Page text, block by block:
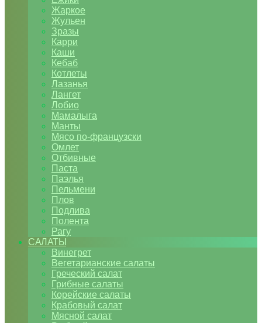
Жаркое
Жульен
Зразы
Карри
Каши
Кебаб
Котлеты
Лазанья
Лангет
Лобио
Мамалыга
Манты
Мясо по-французски
Омлет
Отбивные
Паста
Паэлья
Пельмени
Плов
Подлива
Полента
Рагу
САЛАТЫ
Винегрет
Вегетарианские салаты
Греческий салат
Грибные салаты
Корейские салаты
Крабовый салат
Мясной салат